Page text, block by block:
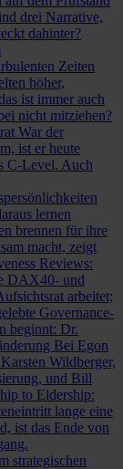
drei Narrative,
dahinter?
Zeiten
höher,
ist immer auch
nicht mitziehen?
War der
ist er heute
C-Level. Auch
lernen
brennen für ihre
macht, zeigt
Reviews:
DAX40- und
arbeitet;
Governance-
beginnt: Dr.
Bei Egon
Wildberger,
und Bill
to Eldership:
lange eine
ist das Ende von
strategischen